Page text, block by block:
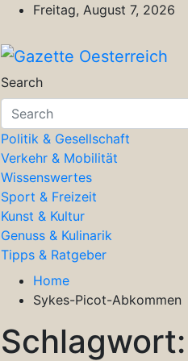
Freitag, August 7, 2026
Gazette
Magazin für Freizeit,
Search
Politik & Gesellschaft
Verkehr & Mobilität
Wissenswertes
Sport & Freizeit
Kunst & Kultur
Genuss & Kulinarik
Tipps & Ratgeber
Home
Sykes-Picot-Abkommen
Schlagwort: